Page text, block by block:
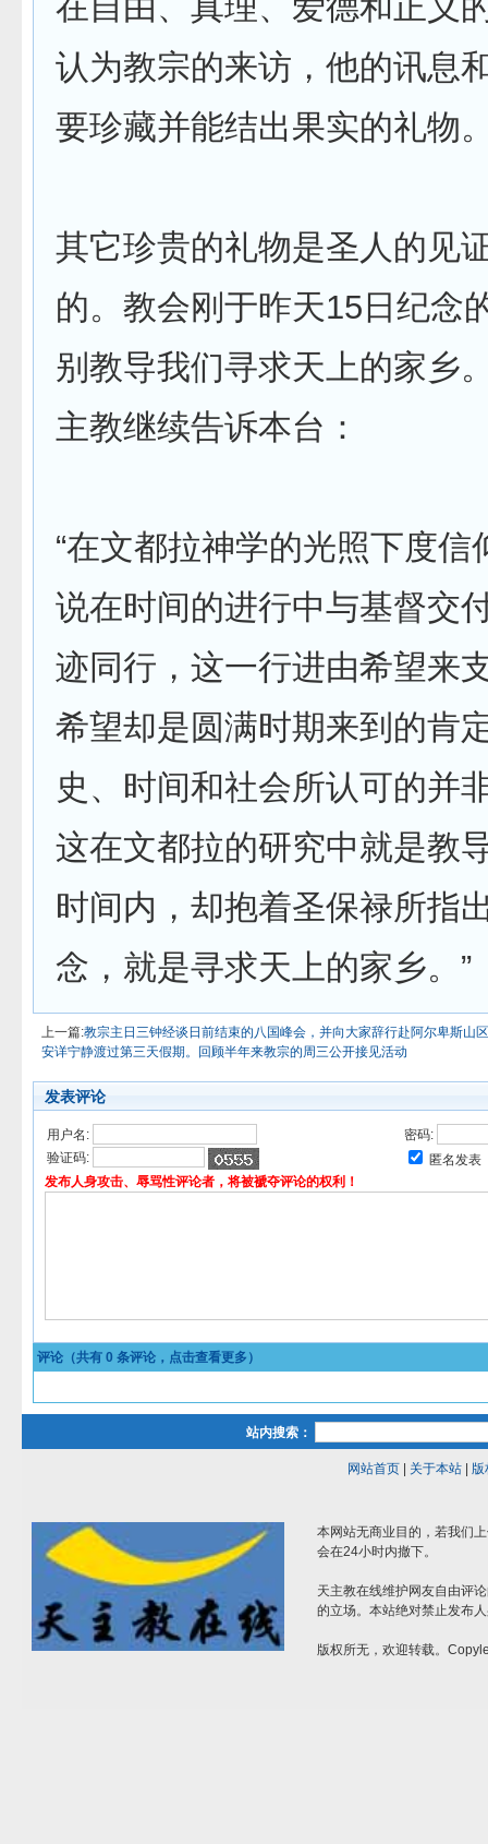
认为教宗的来访，他的讯息
要珍藏并能结出果实的礼物
其它珍贵的礼物是圣人的见
的。教会刚于昨天15日纪念
别教导我们寻求天上的家乡
主教继续告诉本台：
“在文都拉神学的光照下度信
说在时间的进行中与基督交
迹同行，这一行进由希望来
希望却是圆满时期来到的肯
史、时间和社会所认可的并
这在文都拉的研究中就是教
时间内，却抱着圣保禄所指
念，就是寻求天上的家乡。”
上一篇:教宗主日三钟经谈日前结束的八国峰会，并向大家辞行赴阿尔卑斯山
安详宁静渡过第三天假期。回顾半年来教宗的周三公开接见活动
发表评论
用户名:
密码:
验证码:
匿名发表
发布人身攻击、辱骂性评论者，将被褫夺评论的权利！
评论（共有 0 条评论，点击查看更多）
站内搜索：
网站首页| 关于本站| 版
本网站无商业目的，若我们
会在24小时内撤下。
天主教在线维护网友自由评
的立场。本站绝对禁止发布
版权所无，欢迎转载。